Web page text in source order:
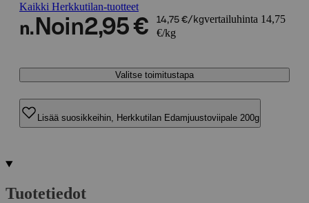
Kaikki Herkkutilan-tuotteet
n. Noin2,95 € 14,75 €/kgvertailuhinta 14,75
€/kg
Valitse toimitustapa
Lisää suosikkeihin, Herkkutilan Edamjuustoviipale 200g
Tuotetiedot